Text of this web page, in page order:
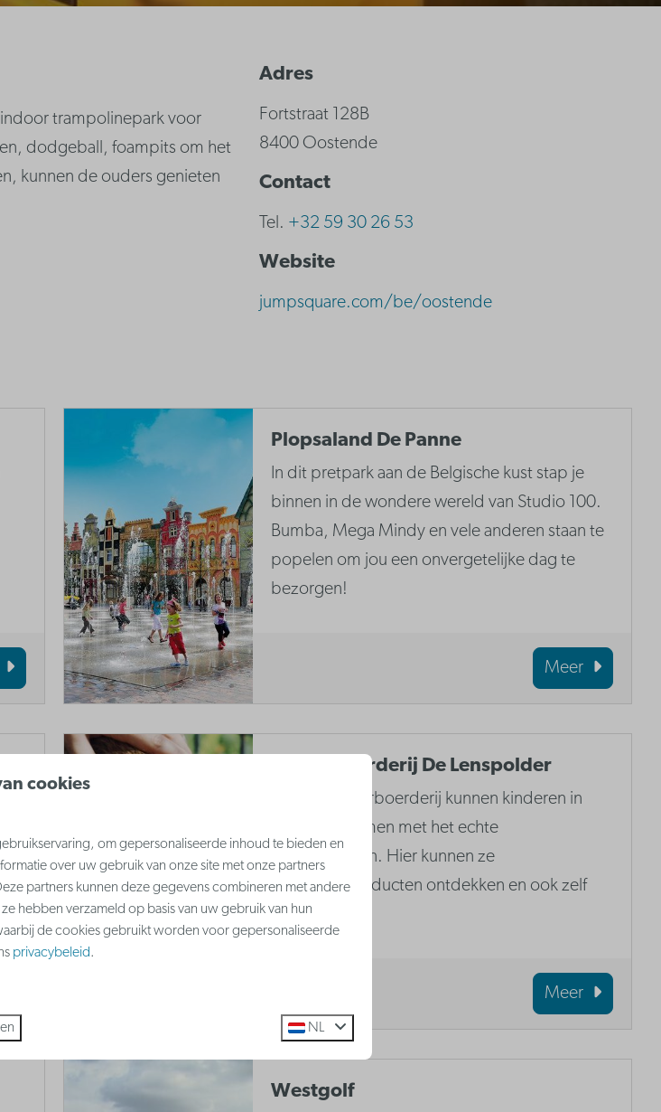
trampolinepark voor
dodgeball, foampits om het
kunnen de ouders genieten
Adres
Fortstraat 128B
8400 Oostende
Contact
Tel. +32 59 30 26 53
Website
jumpsquare.com/be/oostende
Plopsaland De Panne
In dit pretpark aan de Belgische kust stap je
binnen in de wondere wereld van Studio 100.
Bumba, Mega Mindy en vele anderen staan te
popelen om jou een onvergetelijke dag te
bezorgen!
Meer
Kinderboerderij De Lenspolder
In deze kinderboerderij kunnen kinderen in
aanraking komen met het echte
boerderijleven. Hier kunnen ze
landbouwproducten ontdekken en ook zelf
verwerken.
Meer
Westgolf
cookies
om gepersonaliseerde inhoud te bieden en
over uw gebruik van onze site met onze partners
partners kunnen deze gegevens combineren met andere
hebben verzameld op basis van uw gebruik van hun
de cookies gebruikt worden voor gepersonaliseerde
privacybeleid.
NL